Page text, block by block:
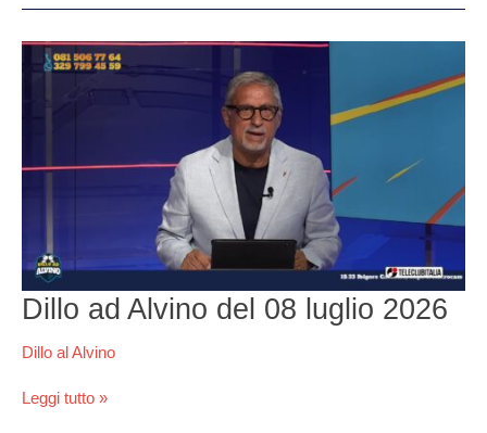
Dillo ad Alvino del 08 luglio 2026
Dillo al Alvino
Dillo
Alvino
luglio
Leggi tutto »